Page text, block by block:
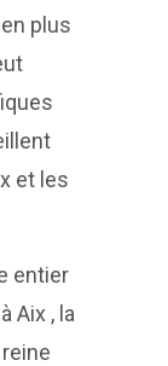
plus
et les
entier
Aix , la